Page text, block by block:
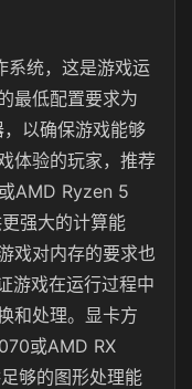
系统，这是游戏运
最低配置要求为
以确保游戏能够
体验的玩家，推荐
AMD Ryzen 5
强大的计算能
戏对内存的要求也
游戏在运行过程中
和处理。显卡方
或AMD RX
够的图形处理能